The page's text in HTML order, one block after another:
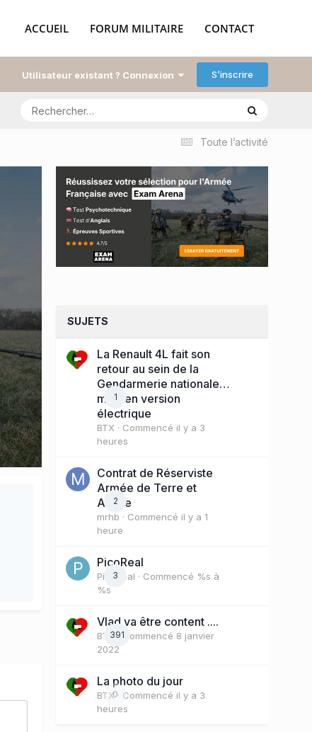
ACCUEIL FORUM MILITAIRE CONTACT
Utilisateur existant ? Connexion S’inscrire
Toute l’activité
SUJETS
1
La Renault 4L fait son
retour au sein de la
Gendarmerie nationale…
mais en version
électrique
BTX · Commencé il y a 3
heures
2
Contrat de Réserviste
Armée de Terre et
Active
mrhb · Commencé il y a 1
heure
3
PicoReal
PicoReal · Commencé %s à
%s
391
Vlad va être content ....
BTX· Commencé 8 janvier
2022
0
La photo du jour
BTX· Commencé il y a 3
heures